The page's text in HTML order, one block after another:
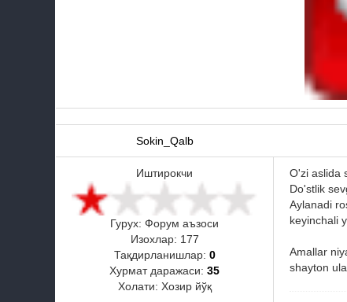
Sokin_Qalb
Иштирокчи
Гурух: Форум аъзоси
Изохлар: 177
Тақдирланишлар: 0
Хурмат даражаси: 35
Холати: Хозир йўқ
O'zi aslida
Do'stlik
Aylanadi
keyinchali
Amallar
shayton